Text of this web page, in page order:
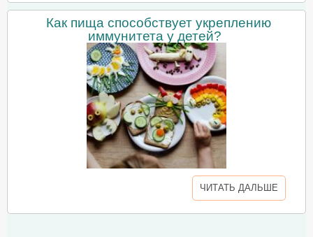
Как пища способствует укреплению
иммунитета у детей?
ЧИТАТЬ ДАЛЬШЕ